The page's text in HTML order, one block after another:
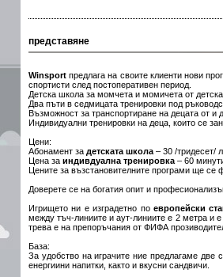
представяне
Winsportпредлага на своите клиенти нови
спортисти след постоперативен период.
Детска школа за момчета и момичета от
Два пъти в седмицата тренировки под
Възможност за транспортиране на децата от и
Индивидуални тренировки на деца, които се
Цени:
Абонамент за детската школа – 30 /тридесет/
Цена за индивдуална тренировка – 60
Цените за възстановителните програми ще
Доверете се на богатия опит и
Игрището ни е изградетно поевропейски
между тъч-линиите и аут-линиите е 2 метра и е
трева е на препоръчания от ФИФА
База:
За удобство на играчите ние предлагаме две
енергиини напитки, както и вкусни сандвичи.